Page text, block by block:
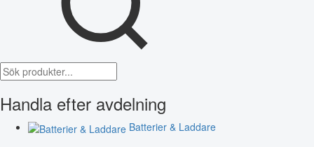
Handla efter avdelning
Batterier & Laddare